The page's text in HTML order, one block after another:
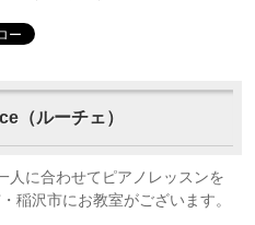
（ルーチェ）
人に合わせてピアノレッスンを
稲沢市にお教室がございます。